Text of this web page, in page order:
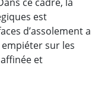
est
d’assolement a
sur les
et